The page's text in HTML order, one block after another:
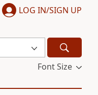
LOG IN/SIGN UP
Font Size